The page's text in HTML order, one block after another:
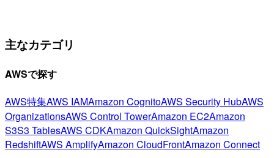
主なカテゴリ
AWSで探す
AWS特集AWS IAMAmazon CognitoAWS Security HubAWS
OrganizationsAWS Control TowerAmazon EC2Amazon
S3S3 TablesAWS CDKAmazon QuickSightAmazon
RedshiftAWS AmplifyAmazon CloudFrontAmazon Connect